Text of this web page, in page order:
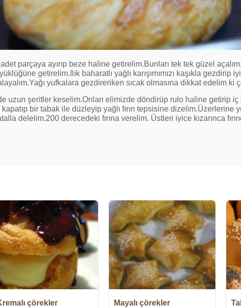
parçaya ayırıp beze haline getirelim.Bunları tek tek güzel
getirelim.Ilık baharatlı yağlı karışımımızı kaşıkla gezdirip
yufkalara gezdireriken sıcak olmasına dikkat edelim ki
uzun şeritler keselim.Onları elimizde döndirüp rulo haline getirip iç
kapatıp bir tabak ile düzleyip yağlı fırın tepsisine dizelim.Üzerlerine
delelim.200 derecedeki fırına verelim. Üstleri iyice kızarınca
çörekler Mayalı çörekler